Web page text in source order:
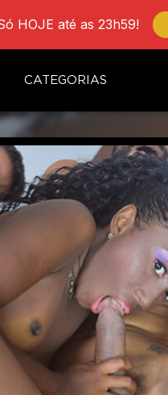
HOJE até as 23h59!
CATEGORIAS